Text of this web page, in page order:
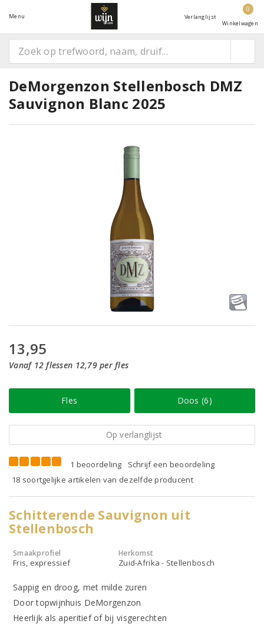
Menu Verlanglijst
0
Winkelwagen
DeMorgenzon Stellenbosch DMZ
Sauvignon Blanc 2025
13,95
Vanaf 12 flessen 12,79 per fles
Fles Doos (6)
Op verlanglijst
1 beoordeling
Schrijf een beoordeling
18 soortgelijke artikelen van dezelfde producent
Schitterende Sauvignon uit
Stellenbosch
Smaakprofiel
Fris, expressief
Herkomst
Zuid-Afrika - Stellenbosch
Sappig en droog, met milde zuren
Door topwijnhuis DeMorgenzon
Heerlijk als aperitief of bij visgerechten